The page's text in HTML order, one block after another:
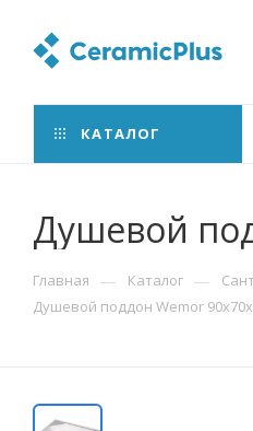
КАТАЛОГ
Душевой
Главная — Каталог —
Душевой поддон Wemor